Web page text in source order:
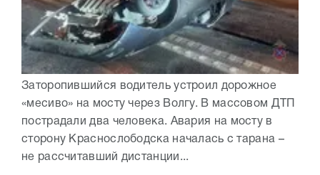
Заторопившийся водитель устроил дорожное
«месиво» на мосту через Волгу. В массовом ДТП
пострадали два человека. Авария на мосту в
сторону Краснослободска началась с тарана –
не рассчитавший дистанции...